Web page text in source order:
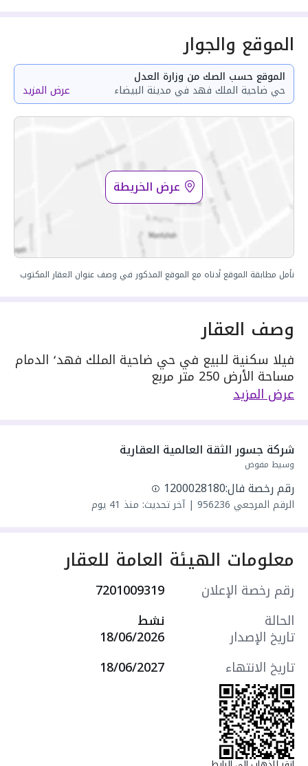
الموقع والجوار
الموقع حسب الصك من وزارة العدل
حي ضاحية الملك فهد في مدينة البيضاء عرض المزيد
عرض الخريطة
نأمل مطابقة الموقع أدناه مع الموقع المذكور في وصف عنوان العقار المكتوب
وصف العقار
فيلا سكنية للبيع في حي ضاحية الملك فهد٬ الدمام
مساحة الأرض 250 متر مربع
مكونة من: 10 غرف
واصل كهرباء
سنة البناء: 2026
سعرها 1130000 ر.س
عرض المزيد
شركة جسور الثقة العالمية العقارية
وسيط مفوض
رقم رخصة فال:1200028180
الرقم المرجعي 956236
|آخر تحديث: منذ 41 يوم
معلومات الهيئة العامة للعقار
رقم رخصة الإعلان
7201009319
الحالة
نشط
تاريخ الإصدار
18/06/2026
تاريخ الانتهاء
18/06/2027